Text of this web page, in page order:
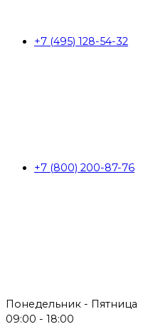
+7 (495) 128-54-32
+7 (800) 200-87-76
Понедельник - Пятница
09:00 - 18:00